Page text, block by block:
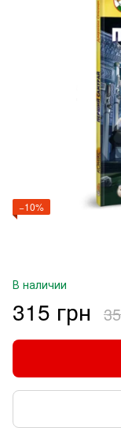
−10%
В наличии
315 грн